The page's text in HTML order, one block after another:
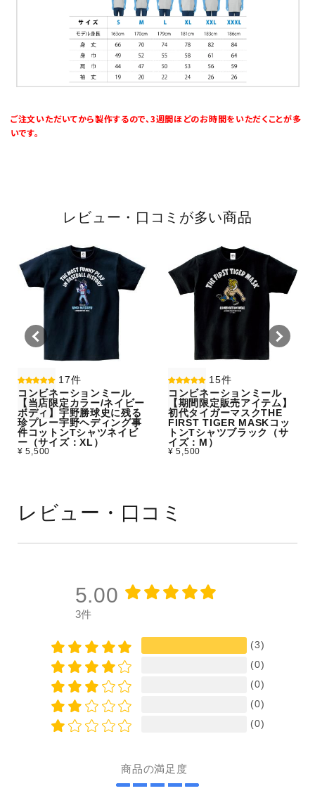
ご注文いただいてから製作するので、3週間ほどのお時間をいただくことが多
いです。
レビュー・口コミが多い商品
17件
コンビネーションミール
【当店限定カラー/ネイビー
ボディ】宇野勝球史に残る
珍プレー宇野ヘディング事
件コットンTシャツネイビ
ー（サイズ：XL）
¥ 5,500
15件
コンビネーションミール
【期間限定販売アイテム】
初代タイガーマスクTHE
FIRST TIGER MASKコッ
トンTシャツブラック（サ
イズ：M）
¥ 5,500
レビュー・口コミ
5.00
3件
(3)
(0)
(0)
(0)
(0)
商品の満足度